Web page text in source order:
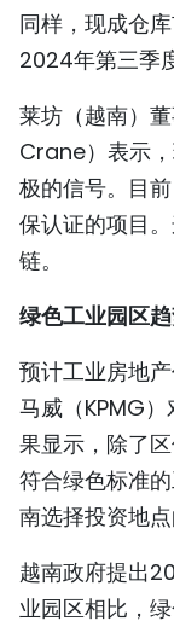
同样，现成仓
2024年第三季
莱坊（越南）
Crane）表示
极的信号。目
保认证的项目
链。
绿色工业园区趋
预计工业房地
马威（KPMG
果显示，除了
符合绿色标准
南选择投资地
越南政府提出
业园区相比，